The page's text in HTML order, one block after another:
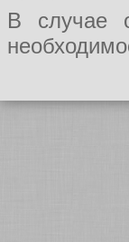
В случае